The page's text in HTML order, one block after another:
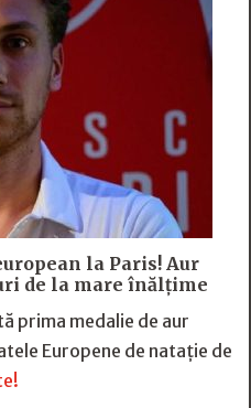
la Paris! Aur
de la mare înălțime
prima medalie de aur
Europene de natație de